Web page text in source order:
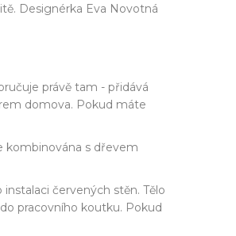
Designérka Eva Novotná
právě tam - přidává
domova. Pokud máte
kombinována s dřevem
červených stěn. Tělo
pracovního koutku. Pokud